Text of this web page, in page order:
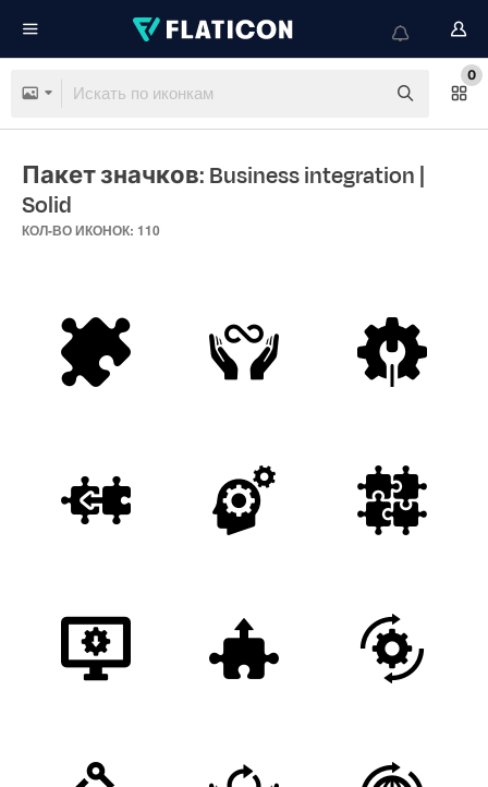
0
Пакет значков: Business integration |
Solid
КОЛ-ВО ИКОНОК: 110